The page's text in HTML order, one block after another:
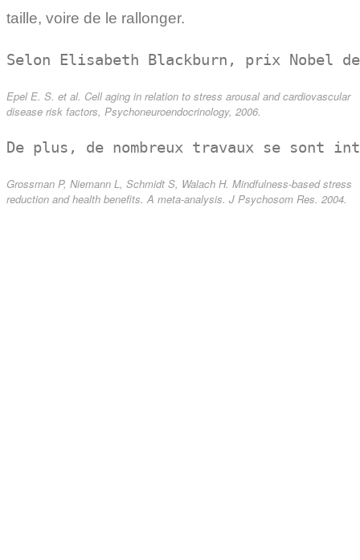
taille, voire de le rallonger.
Selon Elisabeth Blackburn, prix Nobel
Epel E. S. et al. Cell aging in relation to stress arousal and cardiovascular
disease risk factors, Psychoneuroendocrinology, 2006.
De plus, de nombreux travaux se sont
Grossman P, Niemann L, Schmidt S, Walach H. Mindfulness-based stress
reduction and health benefits. A meta-analysis. J Psychosom Res. 2004.